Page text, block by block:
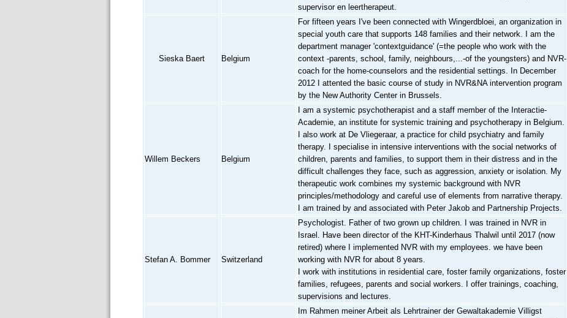
supervisor en leertherapeut.
Sieska Baert Belgium
For fifteen years I've been connected with Wingerdbloei, an organization in
special youth care that supports 148 families and their network. I am the
department manager 'contextguidance' (=the people who work with the
context -parents, school, family, neighbours,...-of the youngsters) and NVR-
coach for the home-counselors and the residential settings. In December
2012 I attented the basic course of study in NVR&NA intervention program
by the New Authority Center in Brussels.
Willem Beckers Belgium
I am a systemic psychotherapist and a staff member of the Interactie-
Academie, an institute for systemic training and psychotherapy in Belgium.
I also work at De Vliegeraar, a practice for child psychiatry and family
therapy. I specialise in intensive interventions with the social networks of
children, parents and families, to support them in their distress and in the
difficult challenges they face, such as aggression, anxiety or isolation. My
therapeutic work combines my systemic background with NVR
principles/methodology and careful use of elements from narrative therapy.
I am trained by and associated with Peter Jakob and Partnership Projects.
Stefan A. Bommer Switzerland
Psychologist. Father of two grown up children. I was trained in NVR in
Israel. Have been director of the KHT-Kinderhaus Thalwil until 2017 (now
retired) where I implemented NVR with my employees. we have been
working with NVR for about 8 years.
I work with institutions in residential care, foster family organizations, foster
families, refugees, parents and social workers. I offer trainings, coaching,
supervisions and lectures.
Im Rahmen meiner Arbeit als Lehrtrainer der Gewaltakademie Villigst